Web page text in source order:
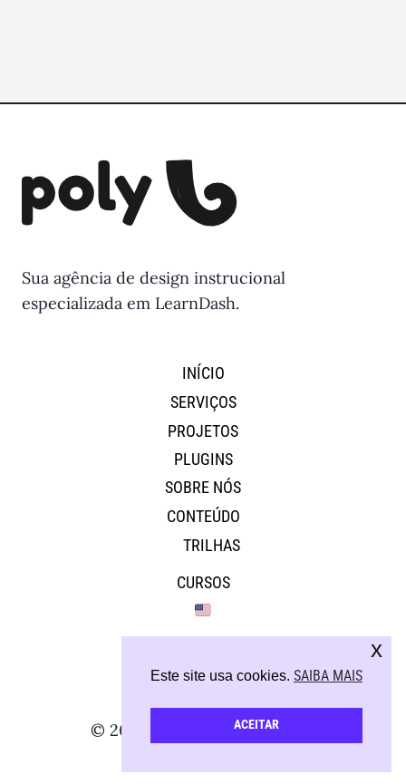
Sua agência de design instrucional
especializada em LearnDash.
INÍCIO
SERVIÇOS
PROJETOS
PLUGINS
SOBRE NÓS
CONTEÚDO
TRILHAS
CURSOS
© 2026 - Todos os direitos reservados
Este site usa cookies. SAIBA MAIS
ACEITAR
x